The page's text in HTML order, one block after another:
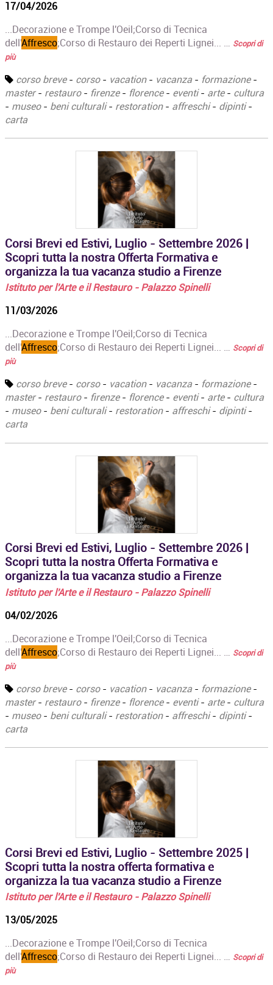
17/04/2026
...Decorazione e Trompe l'Oeil;‍Corso di Tecnica
dell'Affresco;Corso di Restauro dei Reperti Lignei... … Scopri di
più
corso breve- corso- vacation- vacanza- formazione-
master- restauro- firenze- florence- eventi- arte- cultura
- museo- beni culturali- restoration- affreschi- dipinti-
carta
Corsi Brevi ed Estivi, Luglio - Settembre 2026 |
Scopri tutta la nostra Offerta Formativa e
organizza la tua vacanza studio a Firenze
Istituto per l'Arte e il Restauro - Palazzo Spinelli
11/03/2026
...Decorazione e Trompe l'Oeil;‍Corso di Tecnica
dell'Affresco;Corso di Restauro dei Reperti Lignei... … Scopri di
più
corso breve- corso- vacation- vacanza- formazione-
master- restauro- firenze- florence- eventi- arte- cultura
- museo- beni culturali- restoration- affreschi- dipinti-
carta
Corsi Brevi ed Estivi, Luglio - Settembre 2026 |
Scopri tutta la nostra Offerta Formativa e
organizza la tua vacanza studio a Firenze
Istituto per l'Arte e il Restauro - Palazzo Spinelli
04/02/2026
...Decorazione e Trompe l'Oeil;‍Corso di Tecnica
dell'Affresco;Corso di Restauro dei Reperti Lignei... … Scopri di
più
corso breve- corso- vacation- vacanza- formazione-
master- restauro- firenze- florence- eventi- arte- cultura
- museo- beni culturali- restoration- affreschi- dipinti-
carta
Corsi Brevi ed Estivi, Luglio - Settembre 2025 |
Scopri tutta la nostra offerta formativa e
organizza la tua vacanza studio a Firenze
Istituto per l'Arte e il Restauro - Palazzo Spinelli
13/05/2025
...Decorazione e Trompe l'Oeil;‍Corso di Tecnica
dell'Affresco;Corso di Restauro dei Reperti Lignei... … Scopri di
più